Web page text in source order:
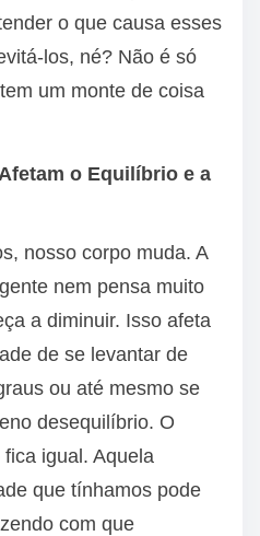
o que causa esses
los, né? Não é só
um monte de coisa
o Equilíbrio e a
nosso corpo muda. A
nem pensa muito
a diminuir. Isso afeta
de se levantar de
ou até mesmo se
desequilíbrio. O
igual. Aquela
que tínhamos pode
com que